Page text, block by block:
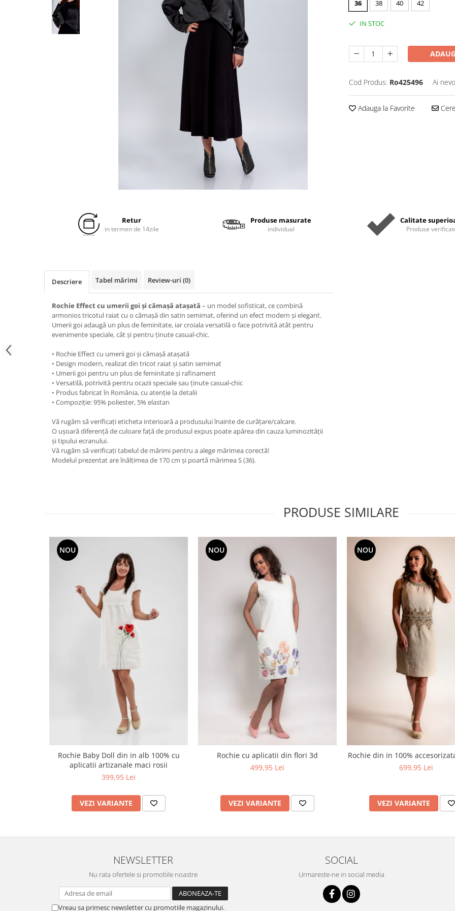
36 38 40 42
IN STOC
Cod Produs: Ro425496 Ai
Adauga la Favorite
Retur
in termen de 14zile
Produse masurate
individual
Calitate
Produse
Descriere Tabel mărimi Review-uri (0)
Rochie Effect cu umerii goi și cămașă atașată – un model sofisticat, ce combină
armonios tricotul raiat cu o cămașă din satin semimat, oferind un efect modern și elegant.
Umerii goi adaugă un plus de feminitate, iar croiala versatilă o face potrivită atât pentru
evenimente speciale, cât și pentru ținute casual-chic.
• Rochie Effect cu umerii goi și cămașă atașată
• Design modern, realizat din tricot raiat și satin semimat
• Umerii goi pentru un plus de feminitate și rafinament
• Versatilă, potrivită pentru ocazii speciale sau ținute casual-chic
• Produs fabricat în România, cu atenție la detalii
• Compoziție: 95% poliester, 5% elastan
Vă rugăm să verificați eticheta interioară a produsului înainte de curățare/calcare.
O ușoară diferență de culoare față de produsul expus poate apărea din cauza luminozității
și tipului ecranului.
Vă rugăm să verificați tabelul de mărimi pentru a alege mărimea corectă!
Modelul prezentat are înălțimea de 170 cm și poartă mărimea S (36).
PRODUSE SIMILARE
NOU
Rochie Baby Doll din in alb 100% cu
aplicatii artizanale maci rosii
399,95 Lei
VEZI VARIANTE
NOU
Rochie cu aplicatii din flori 3d
499,95 Lei
VEZI VARIANTE
NOU
Rochie din in 100%
699,95 Lei
VEZI VARIANTE
NEWSLETTER
Nu rata ofertele si promotiile noastre
Vreau sa primesc newsletter cu promotiile magazinului.
SOCIAL
Urmareste-ne in social media